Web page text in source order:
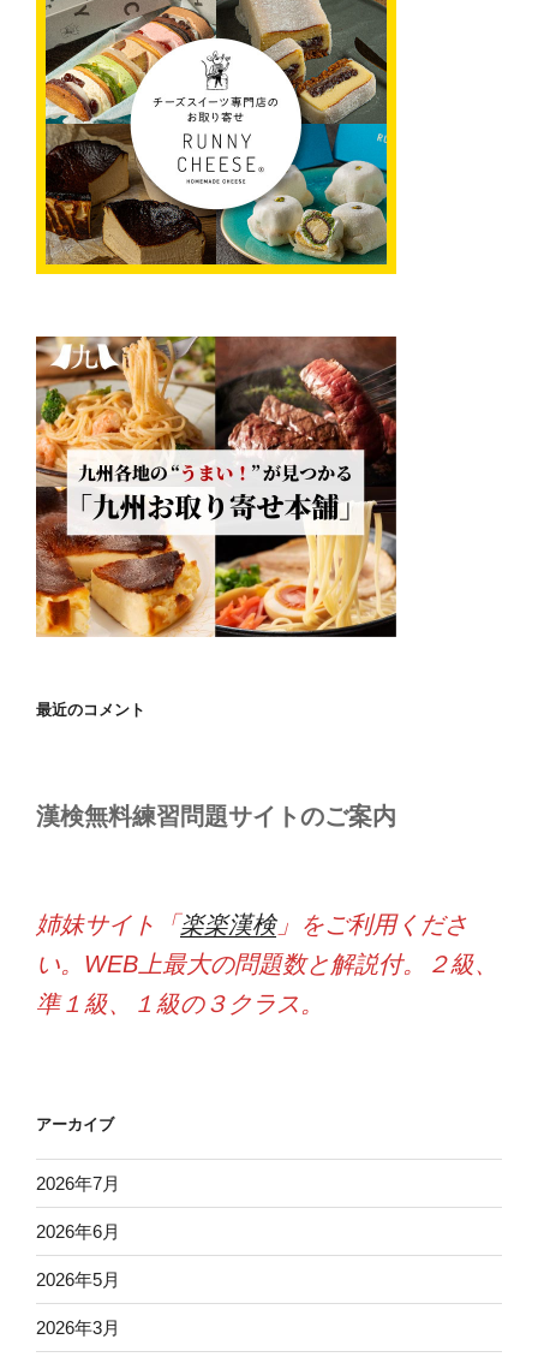
最近のコメント
漢検無料練習問題サイトのご案内
姉妹サイト「楽楽漢検」をご利用くださ
い。WEB上最大の問題数と解説付。２級、
準１級、１級の３クラス。
アーカイブ
2026年7月
2026年6月
2026年5月
2026年3月